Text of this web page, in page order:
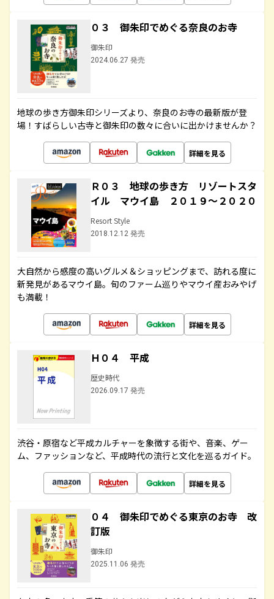
０３ 御朱印でめぐる奈良のお寺
御朱印
2024.06.27 発売
地球の歩き方御朱印シリーズより、奈良のお寺の最新版が登
場！すばらしい古寺と御朱印の数々に合いに出かけませんか？
詳細を見る
Ｒ０３ 地球の歩き方 リゾートスタ
イル マウイ島 ２０１９～２０２０
Resort Style
2018.12.12 発売
大自然から感度の高いグルメ＆ショッピングまで、訪れる度に
新発見があるマウイ島。旬のファーム巡りやマウイ産おみやげ
も満載！
詳細を見る
Ｈ０４ 平成
歴史時代
2026.09.17 発売
渋谷・原宿など平成カルチャーを象徴する街や、音楽、ゲー
ム、ファッションなど、平成時代の流行と文化を巡るガイド。
詳細を見る
０４ 御朱印でめぐる東京のお寺 改
訂版
御朱印
2025.11.06 発売